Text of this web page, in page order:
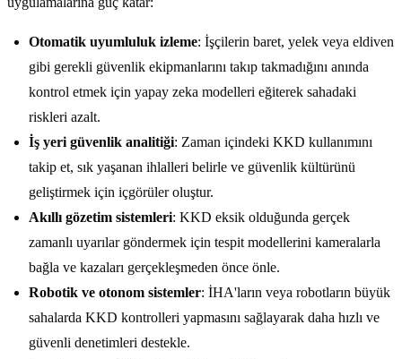
Otomatik uyumluluk izleme: İşçilerin baret, yelek veya eldiven
gibi gerekli güvenlik ekipmanlarını takıp takmadığını anında
kontrol etmek için yapay zeka modelleri eğiterek sahadaki
riskleri azalt.
İş yeri güvenlik analitiği: Zaman içindeki KKD kullanımını
takip et, sık yaşanan ihlalleri belirle ve güvenlik kültürünü
geliştirmek için içgörüler oluştur.
Akıllı gözetim sistemleri: KKD eksik olduğunda gerçek
zamanlı uyarılar göndermek için tespit modellerini kameralarla
bağla ve kazaları gerçekleşmeden önce önle.
Robotik ve otonom sistemler: İHA'ların veya robotların büyük
sahalarda KKD kontrolleri yapmasını sağlayarak daha hızlı ve
güvenli denetimleri destekle.